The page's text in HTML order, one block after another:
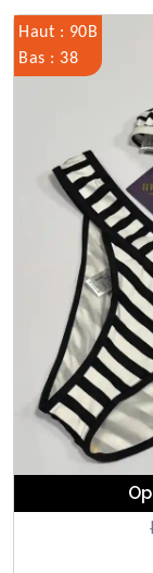
Haut : 90B
Bas : 38